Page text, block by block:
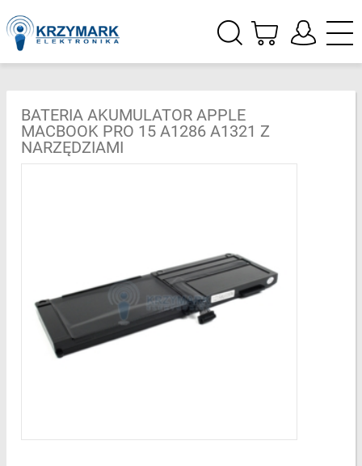
BATERIA AKUMULATOR APPLE
MACBOOK PRO 15 A1286 A1321 Z
NARZĘDZIAMI